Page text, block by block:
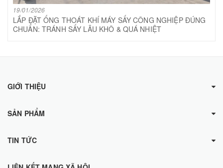
19/01/2026
LẮP ĐẶT ỐNG THOÁT KHÍ MÁY SẤY CÔNG NGHIỆP ĐÚNG
CHUẨN: TRÁNH SẤY LÂU KHÔ & QUÁ NHIỆT
GIỚI THIỆU
SẢN PHẨM
TIN TỨC